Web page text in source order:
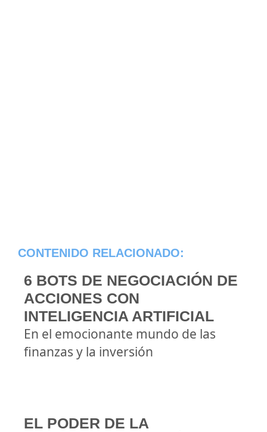
CONTENIDO RELACIONADO:
6 BOTS DE NEGOCIACIÓN DE
ACCIONES CON
INTELIGENCIA ARTIFICIAL
En el emocionante mundo de las
finanzas y la inversión
EL PODER DE LA